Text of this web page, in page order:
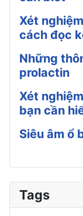
Xét
cách đọc
Những
prolactin
Xét
bạn cần
Siêu âm ổ
Tags